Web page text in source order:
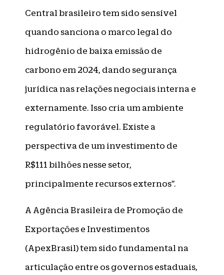
Central brasileiro tem sido sensível
quando sanciona o marco legal do
hidrogênio de baixa emissão de
carbono em 2024, dando segurança
jurídica nas relações negociais interna e
externamente. Isso cria um ambiente
regulatório favorável. Existe a
perspectiva de um investimento de
R$111 bilhões nesse setor,
principalmente recursos externos”.
A Agência Brasileira de Promoção de
Exportações e Investimentos
(ApexBrasil) tem sido fundamental na
articulação entre os governos estaduais,